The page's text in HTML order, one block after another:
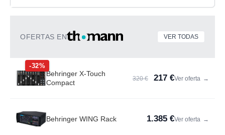
la ahorraria, al igual q la q tengo de alguien
como profesional si es mala.. pero te has
te las suelte y me kede tan ancho
OFERTAS EN VER TODAS
-32%
Behringer X-Touch
Compact
320 € 217 €Ver oferta →
Behringer WING Rack 1.385 €Ver oferta →